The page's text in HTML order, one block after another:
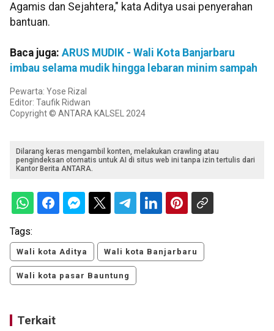
Agamis dan Sejahtera," kata Aditya usai penyerahan
bantuan.
Baca juga: ARUS MUDIK - Wali Kota Banjarbaru
imbau selama mudik hingga lebaran minim sampah
Pewarta: Yose Rizal
Editor: Taufik Ridwan
Copyright © ANTARA KALSEL 2024
Dilarang keras mengambil konten, melakukan crawling atau
pengindeksan otomatis untuk AI di situs web ini tanpa izin tertulis dari
Kantor Berita ANTARA.
Tags:
Wali kota Aditya Wali kota Banjarbaru
Wali kota pasar Bauntung
Terkait